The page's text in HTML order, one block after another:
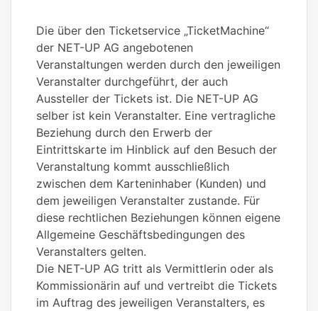
Die über den Ticketservice „TicketMachine“
der NET-UP AG angebotenen
Veranstaltungen werden durch den jeweiligen
Veranstalter durchgeführt, der auch
Aussteller der Tickets ist. Die NET-UP AG
selber ist kein Veranstalter. Eine vertragliche
Beziehung durch den Erwerb der
Eintrittskarte im Hinblick auf den Besuch der
Veranstaltung kommt ausschließlich
zwischen dem Karteninhaber (Kunden) und
dem jeweiligen Veranstalter zustande. Für
diese rechtlichen Beziehungen können eigene
Allgemeine Geschäftsbedingungen des
Veranstalters gelten.
Die NET-UP AG tritt als Vermittlerin oder als
Kommissionärin auf und vertreibt die Tickets
im Auftrag des jeweiligen Veranstalters, es